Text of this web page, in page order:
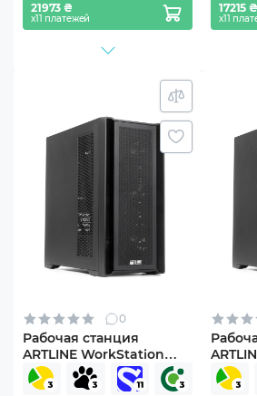
21973 ₴
х11 платежей
17215 ₴
х11
0
Рабочая станция
ARTLINE WorkStation
W96 Windows 11 Pro
(W96v65Win)
W96